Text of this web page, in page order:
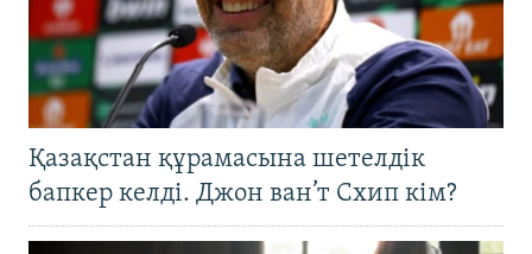
Қазақстан құрамасына шетелдік
бапкер келді. Джон ван’т Схип кім?